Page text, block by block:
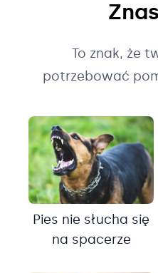
To znak, że
potrzebować
Pies nie słucha się
na spacerze